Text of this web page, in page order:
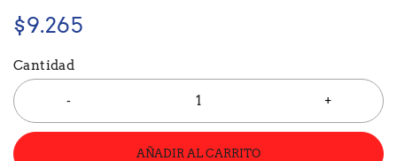
$9.265
Cantidad
AÑADIR AL CARRITO